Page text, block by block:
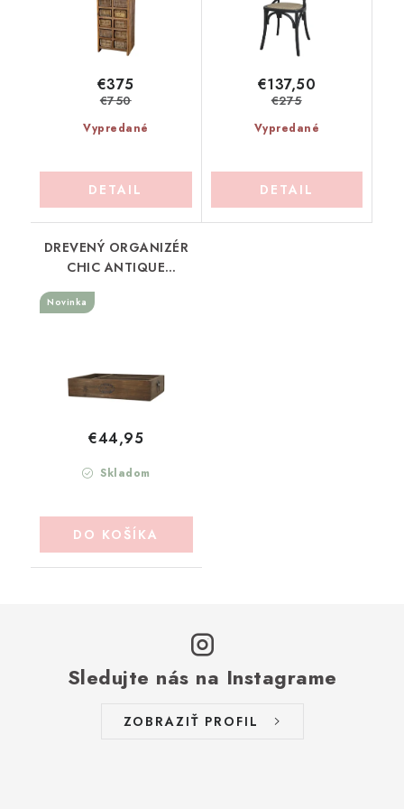
Vypredané
€375
€750
DETAIL
Vypredané
€137,50
€275
DETAIL
DREVENÝ ORGANIZÉR
CHIC ANTIQUE
Novinka
Skladom
€44,95
DO KOŠÍKA
Sledujte nás na Instagrame
ZOBRAZIŤ PROFIL